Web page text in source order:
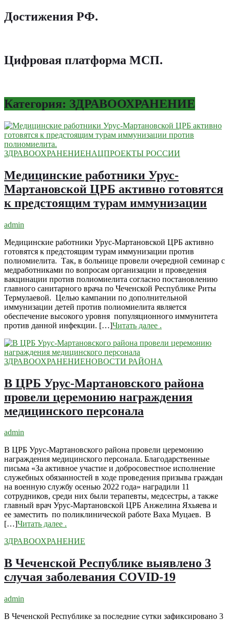
Достижения РФ.
Цифровая платформа МСП.
Категория: ЗДРАВООХРАНЕНИЕ
ЗДРАВООХРАНЕНИЕНАЦПРОЕКТЫ РОССИИ
Медицинские работники Урус-
Мартановской ЦРБ активно готовятся
к предстоящим турам иммунизации
admin
Медицинские работники Урус-Мартановской ЦРБ активно
готовятся к предстоящим турам иммунизации против
полиомиелита. Так, в больнице провели очередной семинар с
медработниками по вопросам организации и проведения
вакцинации против полиомиелита согласно постановлению
главного санитарного врача по Чеченской Республике Риты
Термулаевой. Целью кампании по дополнительной
иммунизации детей против полиомиелита является
обеспечение высокого уровня популяционного иммунитета
против данной инфекции. […]Читать далее .
ЗДРАВООХРАНЕНИЕНОВОСТИ РАЙОНА
В ЦРБ Урус-Мартановского района
провели церемонию награждения
медицинского персонала
admin
В ЦРБ Урус-Мартановского района провели церемонию
награждения медицинского персонала. Благодарственные
письма «За активное участие и добросовестное исполнение
служебных обязанностей в ходе проведения призыва граждан
на военную службу осенью 2022 года» наградили 11
сотрудников, среди них были терапевты, медсестры, а также
главный врач Урус-Мартановской ЦРБ Анжелина Яхьяева и
ее заместить по поликлинической работе Ваха Муцаев. В
[…]Читать далее .
ЗДРАВООХРАНЕНИЕ
В Чеченской Республике выявлено 3
случая заболевания COVID-19
admin
В Чеченской Республике за последние сутки зафиксировано 3